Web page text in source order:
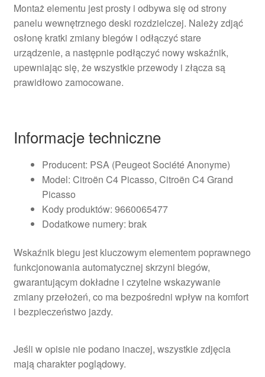
Montaż elementu jest prosty i odbywa się od strony
panelu wewnętrznego deski rozdzielczej. Należy zdjąć
osłonę kratki zmiany biegów i odłączyć stare
urządzenie, a następnie podłączyć nowy wskaźnik,
upewniając się, że wszystkie przewody i złącza są
prawidłowo zamocowane.
Informacje techniczne
Producent: PSA (Peugeot Société Anonyme)
Model: Citroën C4 Picasso, Citroën C4 Grand
Picasso
Kody produktów: 9660065477
Dodatkowe numery: brak
Wskaźnik biegu jest kluczowym elementem poprawnego
funkcjonowania automatycznej skrzyni biegów,
gwarantującym dokładne i czytelne wskazywanie
zmiany przełożeń, co ma bezpośredni wpływ na komfort
i bezpieczeństwo jazdy.
Jeśli w opisie nie podano inaczej, wszystkie zdjęcia
mają charakter poglądowy.